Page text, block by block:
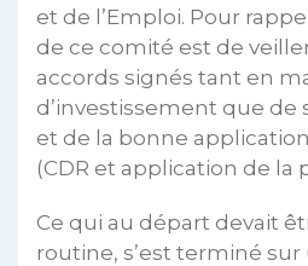
et de l’Emploi. Pour
de ce comité est de
accords signés tant en
d’investissement que de
et de la bonne
(CDR et application de la
Ce qui au départ devait
routine, s’est terminé